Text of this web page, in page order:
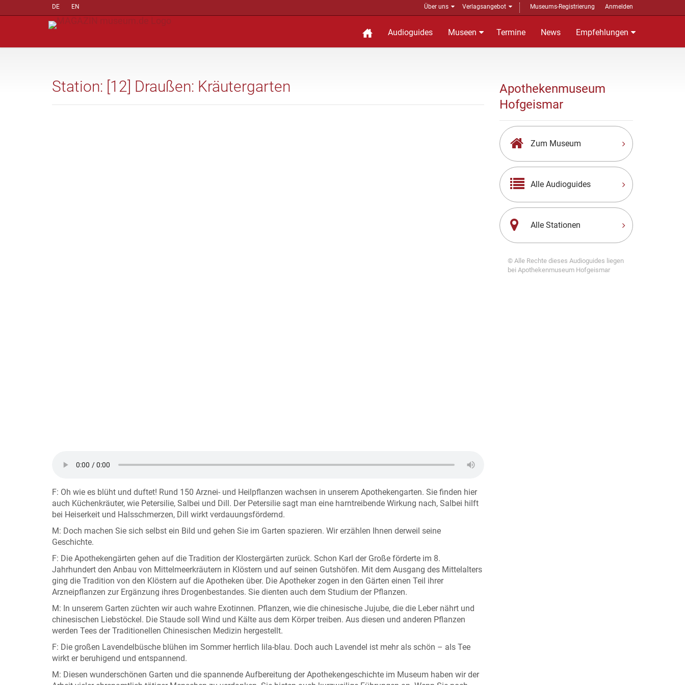
DE EN Über uns Verlagsangebot Museums-Registrierung Anmelden
Audioguides Museen Termine News Empfehlungen
Station: [12] Draußen: Kräutergarten
F: Oh wie es blüht und duftet! Rund 150 Arznei- und Heilpflanzen wachsen in unserem Apothekengarten. Sie finden hier
auch Küchenkräuter, wie Petersilie, Salbei und Dill. Der Petersilie sagt man eine harntreibende Wirkung nach, Salbei hilft
bei Heiserkeit und Halsschmerzen, Dill wirkt verdauungsfördernd.
M: Doch machen Sie sich selbst ein Bild und gehen Sie im Garten spazieren. Wir erzählen Ihnen derweil seine
Geschichte.
F: Die Apothekengärten gehen auf die Tradition der Klostergärten zurück. Schon Karl der Große förderte im 8.
Jahrhundert den Anbau von Mittelmeerkräutern in Klöstern und auf seinen Gutshöfen. Mit dem Ausgang des Mittelalters
ging die Tradition von den Klöstern auf die Apotheken über. Die Apotheker zogen in den Gärten einen Teil ihrer
Arzneipflanzen zur Ergänzung ihres Drogenbestandes. Sie dienten auch dem Studium der Pflanzen.
M: In unserem Garten züchten wir auch wahre Exotinnen. Pflanzen, wie die chinesische Jujube, die die Leber nährt und
chinesischen Liebstöckel. Die Staude soll Wind und Kälte aus dem Körper treiben. Aus diesen und anderen Pflanzen
werden Tees der Traditionellen Chinesischen Medizin hergestellt.
F: Die großen Lavendelbüsche blühen im Sommer herrlich lila-blau. Doch auch Lavendel ist mehr als schön – als Tee
wirkt er beruhigend und entspannend.
M: Diesen wunderschönen Garten und die spannende Aufbereitung der Apothekengeschichte im Museum haben wir der
Apothekenmuseum
Hofgeismar
Zum Museum
Alle Audioguides
Alle Stationen
© Alle Rechte dieses Audioguides liegen
bei Apothekenmuseum Hofgeismar